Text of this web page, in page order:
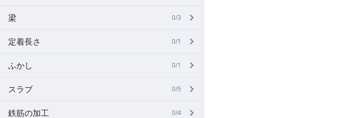
梁 0/3
定着長さ 0/1
ふかし 0/1
スラブ 0/5
鉄筋の加工 0/4